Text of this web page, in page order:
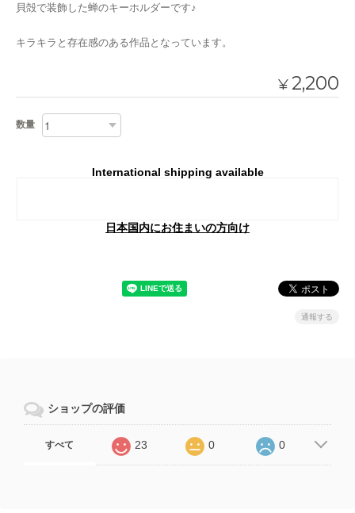
貝殻で装飾した蝉のキーホルダーです♪
キラキラと存在感のある作品となっています。
¥2,200
数量
International shipping available
日本国内にお住まいの方向け
通報する
ショップの評価
すべて 23 0 0